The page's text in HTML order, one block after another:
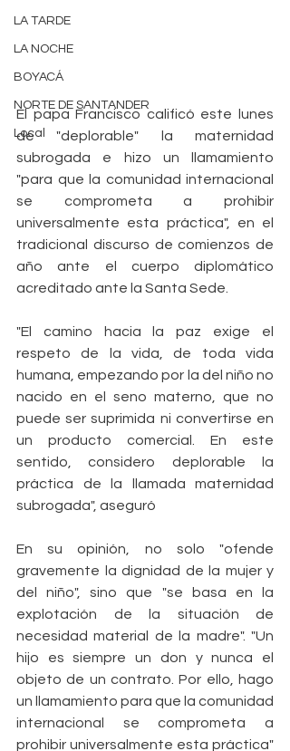
LA TARDE
LA NOCHE
BOYACÁ
NORTE DE SANTANDER
Local
El papa Francisco calificó este lunes
de "deplorable" la maternidad
subrogada e hizo un llamamiento
"para que la comunidad internacional
se comprometa a prohibir
universalmente esta práctica", en el
tradicional discurso de comienzos de
año ante el cuerpo diplomático
acreditado ante la Santa Sede.
"El camino hacia la paz exige el
respeto de la vida, de toda vida
humana, empezando por la del niño no
nacido en el seno materno, que no
puede ser suprimida ni convertirse en
un producto comercial. En este
sentido, considero deplorable la
práctica de la llamada maternidad
subrogada", aseguró
En su opinión, no solo "ofende
gravemente la dignidad de la mujer y
del niño", sino que "se basa en la
explotación de la situación de
necesidad material de la madre". "Un
hijo es siempre un don y nunca el
objeto de un contrato. Por ello, hago
un llamamiento para que la comunidad
internacional se comprometa a
prohibir universalmente esta práctica"